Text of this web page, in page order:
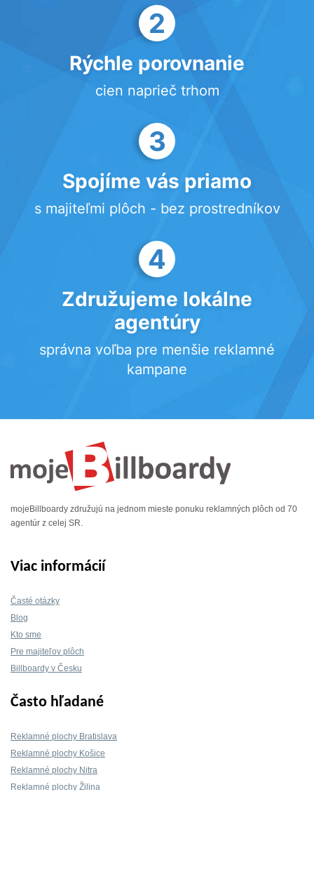
2
Rýchle porovnanie
cien naprieč trhom
3
Spojíme vás priamo
s majiteľmi plôch - bez prostredníkov
4
Združujeme lokálne
agentúry
správna voľba pre menšie reklamné
kampane
mojeBillboardy združujú na jednom mieste ponuku reklamných plôch od 70
agentúr z celej SR.
Viac informácií
Časté otázky
Blog
Kto sme
Pre majiteľov plôch
Billboardy v Česku
Často hľadané
Reklamné plochy Bratislava
Reklamné plochy Košice
Reklamné plochy Nitra
Reklamné plochy Žilina